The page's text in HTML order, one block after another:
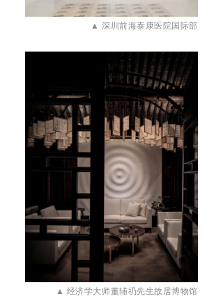
▲深圳前海泰康医院国际部
▲ 经济学大师董辅礽先生故居博物馆